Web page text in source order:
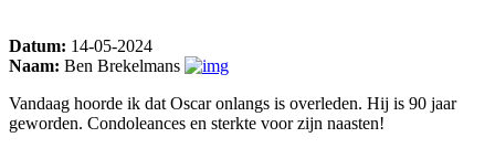
Datum: 14-05-2024
Naam: Ben Brekelmans
Vandaag hoorde ik dat Oscar onlangs is overleden. Hij is 90 jaar
geworden. Condoleances en sterkte voor zijn naasten!